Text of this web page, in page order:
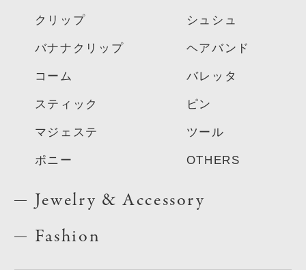
クリップ
バナナクリップ
コーム
スティック
マジェステ
ポニー
シュシュ
ヘアバンド
バレッタ
ピン
ツール
OTHERS
Jewelry & Accessory
Fashion